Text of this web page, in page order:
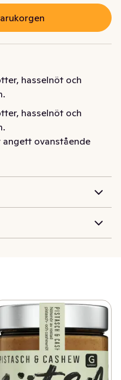
hasselnöt och
hasselnöt och
angett ovanstående